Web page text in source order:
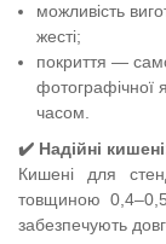
можливість
жесті;
покриття —
фотографічної
часом.
✔️ Надійні
Кишені для
товщиною
забезпечують